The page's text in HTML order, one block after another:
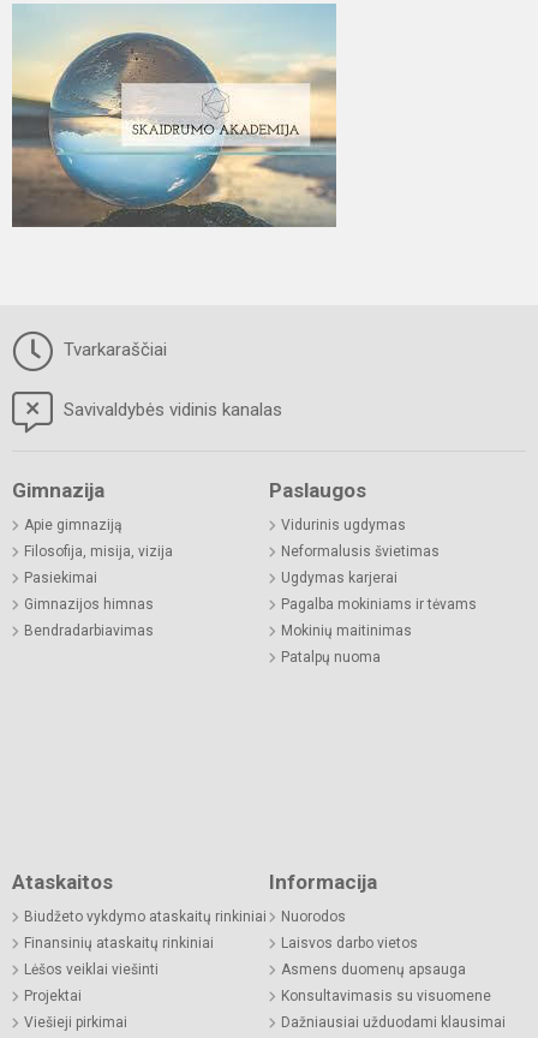
Tvarkaraščiai
Savivaldybės vidinis kanalas
Gimnazija
Apie gimnaziją
Filosofija, misija, vizija
Pasiekimai
Gimnazijos himnas
Bendradarbiavimas
Paslaugos
Vidurinis ugdymas
Neformalusis švietimas
Ugdymas karjerai
Pagalba mokiniams ir tėvams
Mokinių maitinimas
Patalpų nuoma
Ataskaitos
Biudžeto vykdymo ataskaitų rinkiniai
Finansinių ataskaitų rinkiniai
Lėšos veiklai viešinti
Projektai
Viešieji pirkimai
Informacija
Nuorodos
Laisvos darbo vietos
Asmens duomenų apsauga
Konsultavimasis su visuomene
Dažniausiai užduodami klausimai